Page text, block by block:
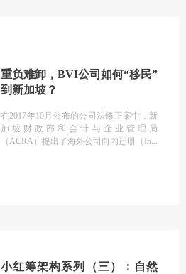
重负难卸，BVI公司如何“移民”
到新加坡？
在2017年10月公布的公司法修正案中，新
加坡财政部和会计与企业管理局
（ACRA）提出了海外公司向内迁册（In
小红筹架构系列（三）：自然